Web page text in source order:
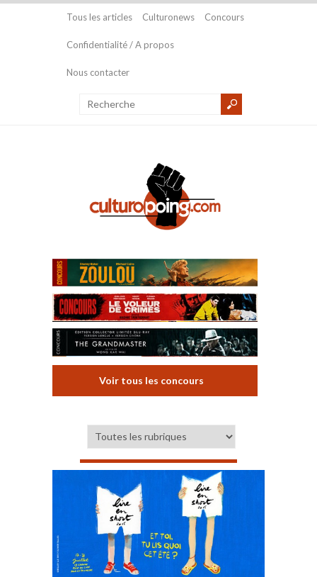
Tous les articles Culturonews Concours
Confidentialité / A propos
Nous contacter
Voir tous les concours